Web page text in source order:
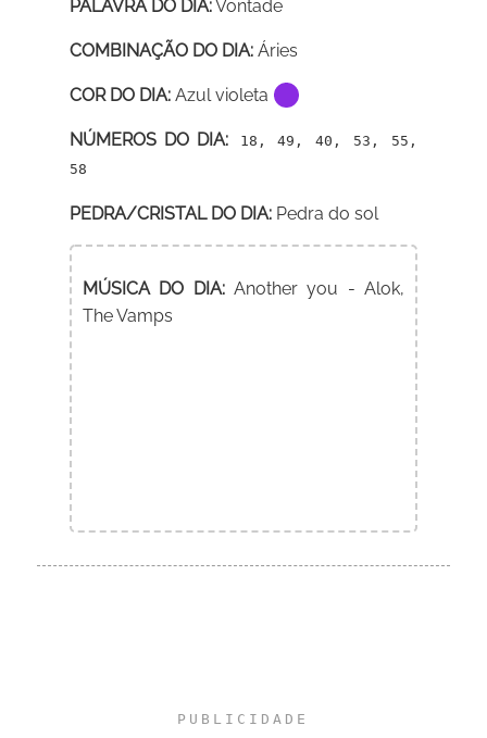
PALAVRA DO DIA:Vontade
COMBINAÇÃO DO DIA: Áries
COR DO DIA: Azul violeta
NÚMEROS DO DIA:18, 49, 40, 53, 55,
58
PEDRA/CRISTAL DO DIA: Pedra do sol
MÚSICA DO DIA:Another you - Alok,
The Vamps